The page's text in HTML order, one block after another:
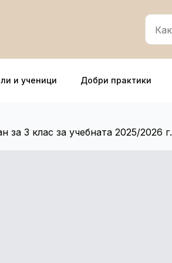
и ученици Добри практики
за 3 клас за учебната 2025/2026 г.